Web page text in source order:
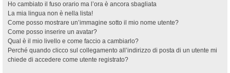
Ho cambiato il fuso orario ma l’ora è ancora sbagliata
La mia lingua non è nella lista!
Come posso mostrare un’immagine sotto il mio nome utente?
Come posso inserire un avatar?
Qual è il mio livello e come faccio a cambiarlo?
Perché quando clicco sul collegamento all’indirizzo di posta di un utente mi
chiede di accedere come utente registrato?